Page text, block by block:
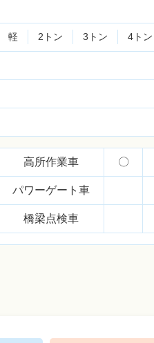
軽 2トン 3トン 4トン
高所作業車 〇
パワーゲート車
橋梁点検車